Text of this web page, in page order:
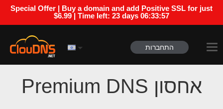
Special Offer | Buy a domain and add Positive SSL for just
$6.99 | Time left: 23 days 06:33:56
התחברות
אחסון Premium DNS